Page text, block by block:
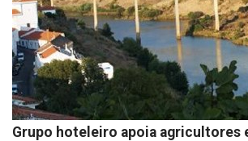
Grupo hoteleiro apoia agricultores